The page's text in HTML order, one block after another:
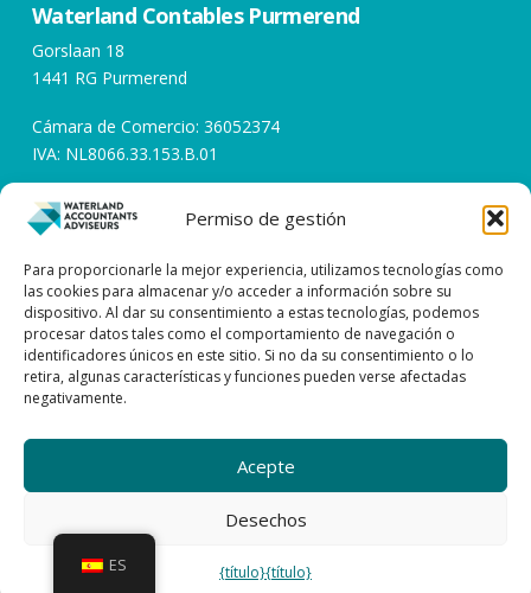
Permiso de gestión
Para proporcionarle la mejor experiencia, utilizamos tecnologías como
las cookies para almacenar y/o acceder a información sobre su
dispositivo. Al dar su consentimiento a estas tecnologías, podemos
procesar datos tales como el comportamiento de navegación o
identificadores únicos en este sitio. Si no da su consentimiento o lo
retira, algunas características y funciones pueden verse afectadas
negativamente.
Acepte
Desechos
{título}{título}
Waterland Contables Purmerend
Gorslaan 18
1441 RG Purmerend
Cámara de Comercio: 36052374
IVA: NL8066.33.153.B.01
Horarios de apertura
Días laborables de 08:00 a 17:00
Póngase en contacto con
0299 – 43 45 61
info@watacc.nl
CONDICIONES GENERALES DE CONTRATACIÓN
DECLARACIÓN DE CONFIDENCIALIDAD
| PROCEDIMIENTO DE RECLAMACIÓN
Waterland Contables y Asesores
ES